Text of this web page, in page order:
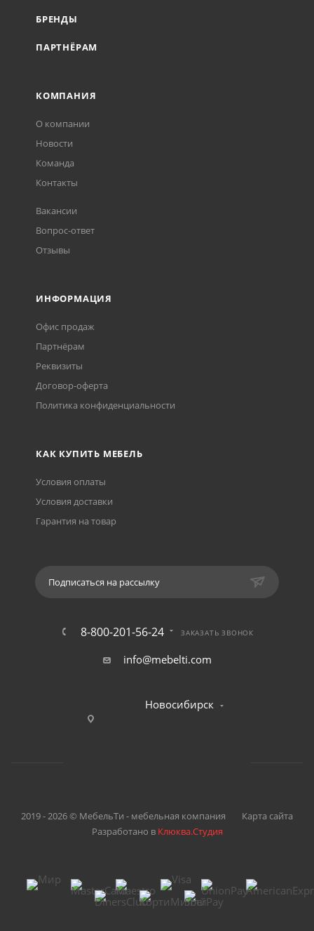
БРЕНДЫ
ПАРТНЁРАМ
КОМПАНИЯ
О компании
Новости
Команда
Контакты
Вакансии
Вопрос-ответ
Отзывы
ИНФОРМАЦИЯ
Офис продаж
Партнёрам
Реквизиты
Договор-оферта
Политика конфиденциальности
КАК КУПИТЬ МЕБЕЛЬ
Условия оплаты
Условия доставки
Гарантия на товар
Подписаться на рассылку
8-800-201-56-24 ЗАКАЗАТЬ ЗВОНОК
info@mebelti.com
Новосибирск
2019 - 2026 © МебельТи - мебельная компания
Карта сайта
Разработано в Клюква.Студия